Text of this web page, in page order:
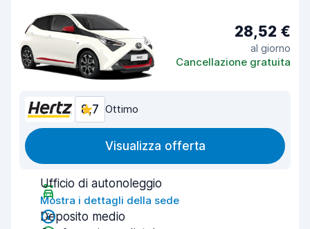
28,52 €
al giorno
Cancellazione gratuita
8,7 Ottimo
Visualizza offerta
Ufficio di autonoleggio
Mostra i dettagli della sede
Deposito medio